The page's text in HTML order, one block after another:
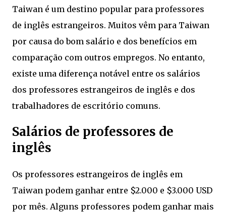
Taiwan é um destino popular para professores
de inglês estrangeiros. Muitos vêm para Taiwan
por causa do bom salário e dos benefícios em
comparação com outros empregos. No entanto,
existe uma diferença notável entre os salários
dos professores estrangeiros de inglês e dos
trabalhadores de escritório comuns.
Salários de professores de
inglês
Os professores estrangeiros de inglês em
Taiwan podem ganhar entre $2.000 e $3.000 USD
por mês. Alguns professores podem ganhar mais